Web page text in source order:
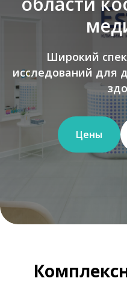
Широкий
исследований для
Цены